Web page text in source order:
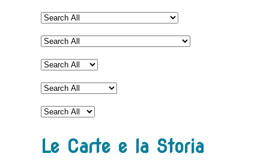
Le Carte e la Storia